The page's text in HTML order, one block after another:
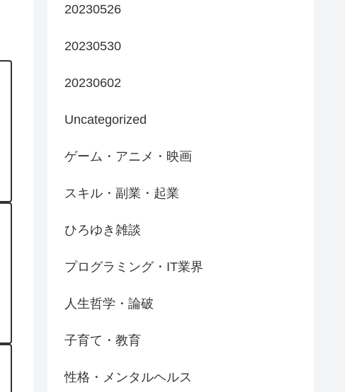
20230526
20230530
20230602
Uncategorized
ゲーム・アニメ・映画
スキル・副業・起業
ひろゆき雑談
プログラミング・IT業界
人生哲学・論破
子育て・教育
性格・メンタルヘルス